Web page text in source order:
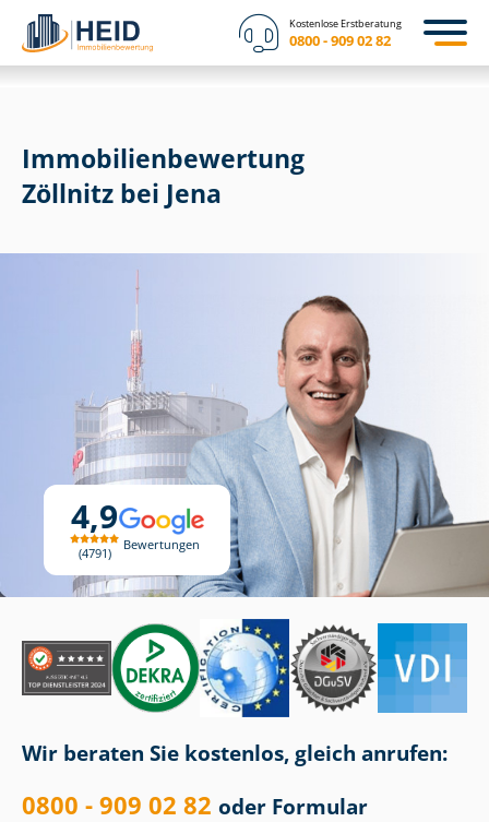
Kostenlose Erstberatung
0800 - 909 02 82
4,9
4791
Bewertungen
Immobilien­bewertung
Zöllnitz bei Jena
Wir beraten Sie kostenlos, gleich anrufen:
0800 - 909 02 82 oder Formular